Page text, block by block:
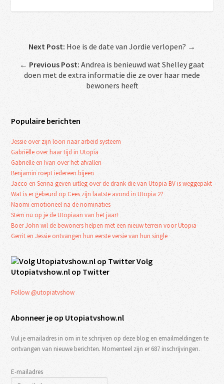
Next Post: Hoe is de date van Jordie verlopen? →
← Previous Post: Andrea is benieuwd wat Shelley gaat
doen met de extra informatie die ze over haar mede
bewoners heeft
Populaire berichten
Jessie over zijn loon naar arbeid systeem
Gabriëlle over haar tijd in Utopia
Gabriëlle en Ivan over het afvallen
Benjamin roept iedereen bijeen
Jacco en Senna geven uitleg over de drank die van Utopia BV is weggepakt
Wat is er gebeurd op Cees zijn laatste avond in Utopia 2?
Naomi emotioneel na de nominaties
Stem nu op je de Utopiaan van het jaar!
Boer John wil de bewoners helpen met een nieuw terrein voor Utopia
Gerrit en Jessie ontvangen hun eerste versie van hun single
Volg
Utopiatvshow.nl op Twitter
Follow @utopiatvshow
Abonneer je op Utopiatvshow.nl
Vul je emailadres in om in te schrijven op deze blog en emailmeldingen te
ontvangen van nieuwe berichten. Momenteel zijn er 687 inschrijvingen.
E-mailadres